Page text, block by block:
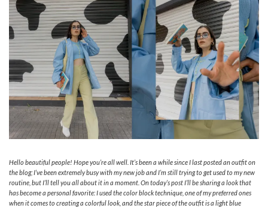
Hello beautiful people! Hope you’re all well. It’s been a while since I last posted an outfit on
the blog; I’ve been extremely busy with my new job and I’m still trying to get used to my new
routine, but I’ll tell you all about it in a moment. On today’s post I’ll be sharing a look that
has become a personal favorite: I used the color block technique, one of my preferred ones
when it comes to creating a colorful look, and the star piece of the outfit is a light blue